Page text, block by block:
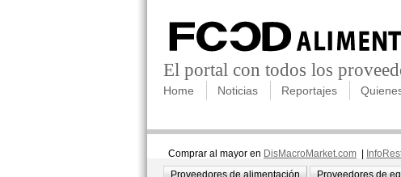
El portal con todos los
Home Noticias Reportajes
Comprar al mayor en DisMacroMarket.com
Proveedores de alimentación
Proveedores de